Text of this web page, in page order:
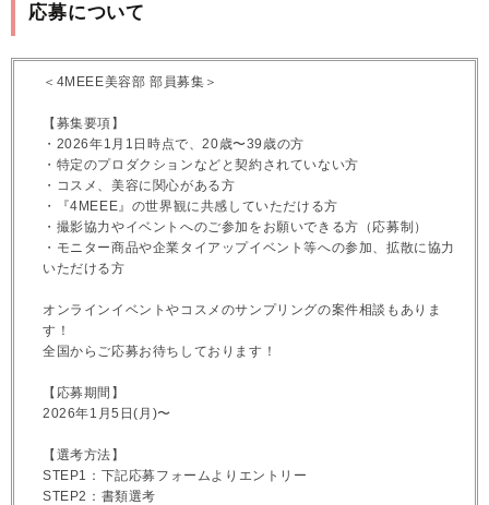
応募について
＜4MEEE美容部 部員募集＞
【募集要項】
・2026年1月1日時点で、20歳〜39歳の方
・特定のプロダクションなどと契約されていない方
・コスメ、美容に関心がある方
・『4MEEE』の世界観に共感していただける方
・撮影協力やイベントへのご参加をお願いできる方（応募制）
・モニター商品や企業タイアップイベント等への参加、拡散に協力
いただける方
オンラインイベントやコスメのサンプリングの案件相談もありま
す！
全国からご応募お待ちしております！
【応募期間】
2026年1月5日(月)〜
【選考方法】
STEP1：下記応募フォームよりエントリー
STEP2：書類選考